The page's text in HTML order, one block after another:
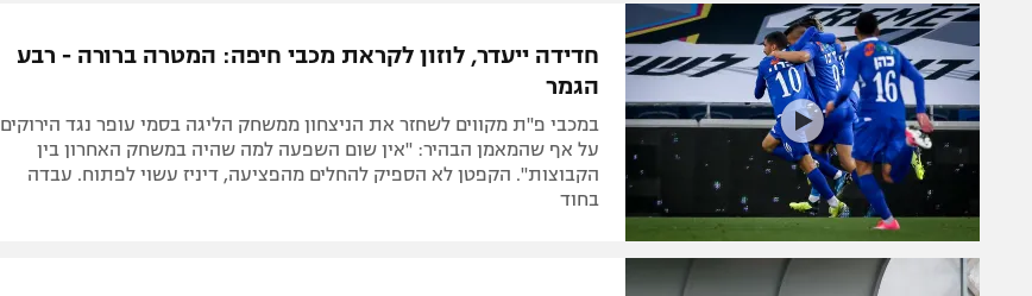
חדידה ייעדר, לוזון לקראת מכבי חיפה: המטרה ברורה - רבע
הגמר
במכבי פ"ת מקווים לשחזר את הניצחון ממשחק הליגה בסמי עופר נגד הירוקים
על אף שהמאמן הבהיר: "אין שום השפעה למה שהיה במשחק האחרון בין
הקבוצות". הקפטן לא הספיק להחלים מהפציעה, דיניז עשוי לפתוח. עבדה
בחוד